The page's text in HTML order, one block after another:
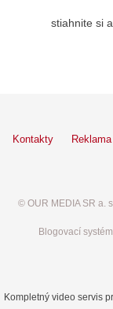
stiahnite si
Kontakty Reklama
© OUR MEDIA SR a.
Blogovací
Kompletný video servis